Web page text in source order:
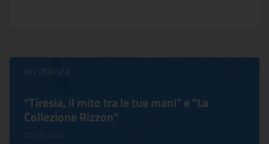
IN EVIDENZA
"Tiresia, il mito tra le tue mani" e "La
Collezione Rizzon"
28 July 2022